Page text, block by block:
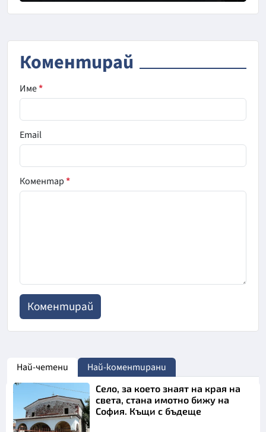
Коментирай
Име*
Email
Коментар*
Най-четени Най-коментирани
Село, за което знаят на края на
света, стана имотно бижу на
София. Къщи с бъдеще